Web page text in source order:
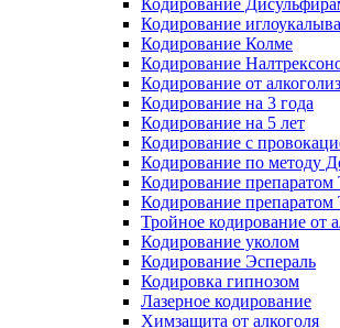
Кодирование
Кодирование Колме
Кодирование
Кодирование от
Кодирование на 3 года
Кодирование на 5 лет
Кодирование с
Кодирование по методу
Кодирование препаратом
Кодирование препаратом
Тройное кодирование от
Кодирование уколом
Кодирование Эспераль
Кодировка гипнозом
Лазерное кодирование
Химзащита от алкоголя